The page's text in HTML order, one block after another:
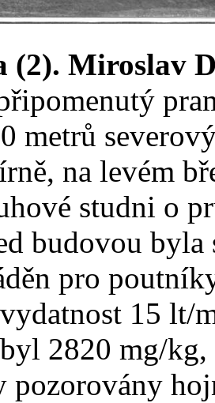
(2). Miroslav
metrů
na levém
studni o
budovou
pro
15 lt/
2820 mg/kg,